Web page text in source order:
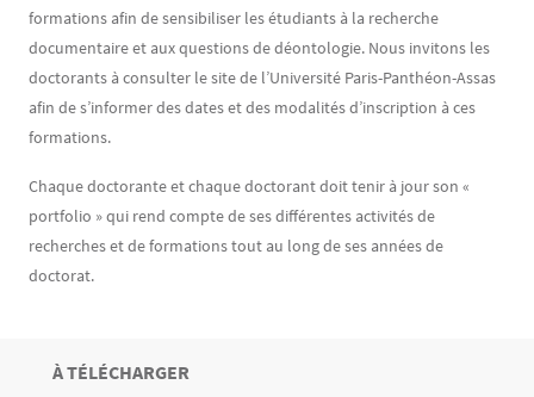
formations afin de sensibiliser les étudiants à la recherche
documentaire et aux questions de déontologie. Nous invitons les
doctorants à consulter le site de l’Université Paris-Panthéon-Assas
afin de s’informer des dates et des modalités d’inscription à ces
formations.
Chaque doctorante et chaque doctorant doit tenir à jour son «
portfolio » qui rend compte de ses différentes activités de
recherches et de formations tout au long de ses années de
doctorat.
Bloc(s) libre(s)
TITRE
À TÉLÉCHARGER